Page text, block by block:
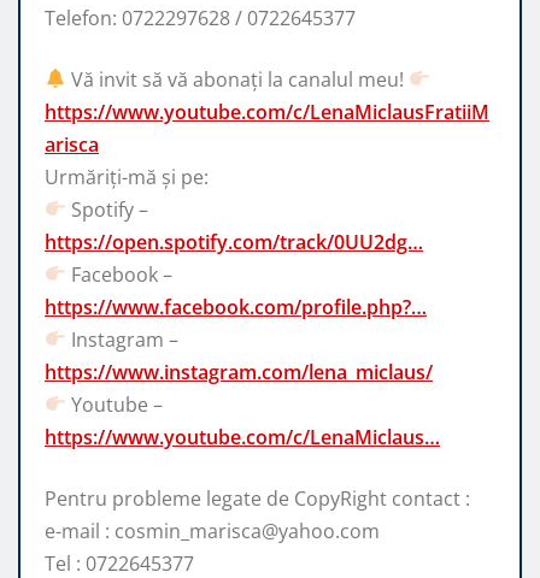
Telefon: 0722297628 / 0722645377
Vă invit să vă abonați la canalul meu!
https://www.youtube.com/c/LenaMiclausFratiiM
arisca
Urmăriți-mă și pe:
Spotify –
https://open.spotify.com/track/0UU2dg…
Facebook –
https://www.facebook.com/profile.php?…
Instagram –
https://www.instagram.com/lena_miclaus/
Youtube –
https://www.youtube.com/c/LenaMiclaus…
Pentru probleme legate de CopyRight contact :
e-mail : cosmin_marisca@yahoo.com
Tel : 0722645377